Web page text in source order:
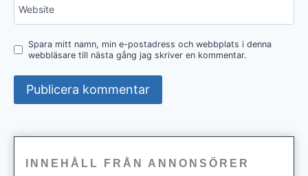
Website
Spara mitt namn, min e-postadress och webbplats i denna
webbläsare till nästa gång jag skriver en kommentar.
INNEHÅLL FRÅN ANNONSÖRER